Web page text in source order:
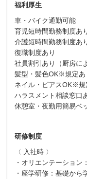
福利厚生
車・バイク通勤可能
育児短時間勤務制度あ
介護短時間勤務制度あ
復職制度あり
社員割引あり（厨房に
髪型・髪色OK※規定あ
ネイル・ピアスOK※規
ハラスメント相談窓口
休憩室・夜勤用簡易ベ
研修制度
〈 入社時 〉
・オリエンテーション
・座学研修：基礎から